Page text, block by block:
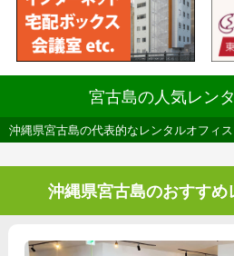
宮古島の人気レン
沖縄県宮古島の代表的なレンタルオフィ
沖縄県宮古島のおすすめ